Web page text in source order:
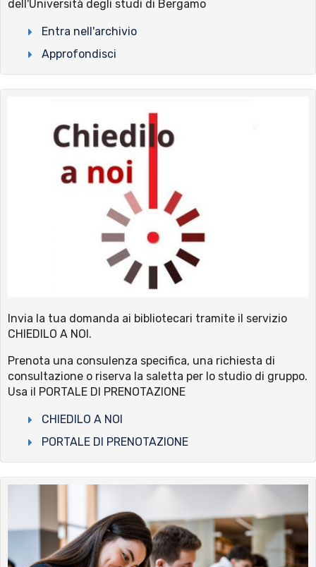
dell'Università degli studi di Bergamo
Entra nell'archivio
Approfondisci
Invia la tua domanda ai bibliotecari tramite il servizio
CHIEDILO A NOI.
Prenota una consulenza specifica, una richiesta di
consultazione o riserva la saletta per lo studio di gruppo.
Usa il PORTALE DI PRENOTAZIONE
CHIEDILO A NOI
PORTALE DI PRENOTAZIONE